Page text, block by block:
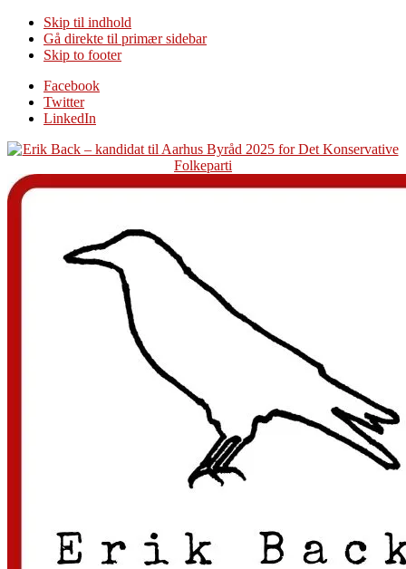
Skip til indhold
Gå direkte til primær sidebar
Skip to footer
Additional
menu
Facebook
Twitter
LinkedIn